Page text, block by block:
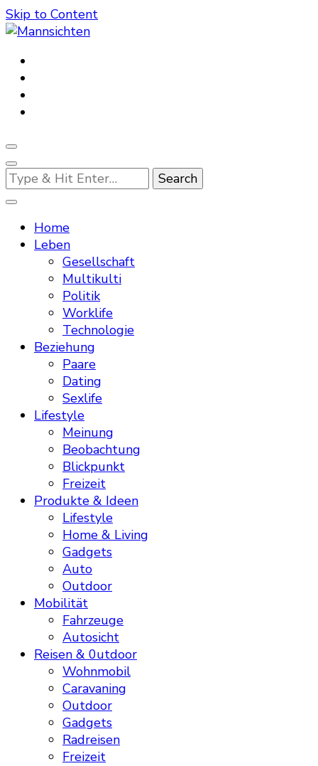
Skip to Content
Mannsichten
Was Männer wollen. Was Männer denken.
Looking
for
Something?
Home
Leben
Gesellschaft
Multikulti
Politik
Worklife
Technologie
Beziehung
Paare
Dating
Sexlife
Lifestyle
Meinung
Beobachtung
Blickpunkt
Freizeit
Produkte & Ideen
Lifestyle
Home & Living
Gadgets
Auto
Outdoor
Mobilität
Fahrzeuge
Autosicht
Reisen & 0utdoor
Wohnmobil
Caravaning
Outdoor
Gadgets
Radreisen
Freizeit